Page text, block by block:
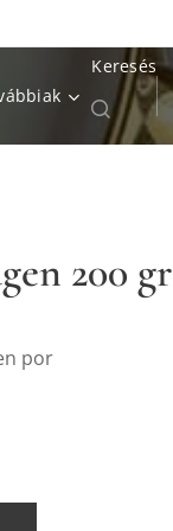
Keresés
200 gr
por